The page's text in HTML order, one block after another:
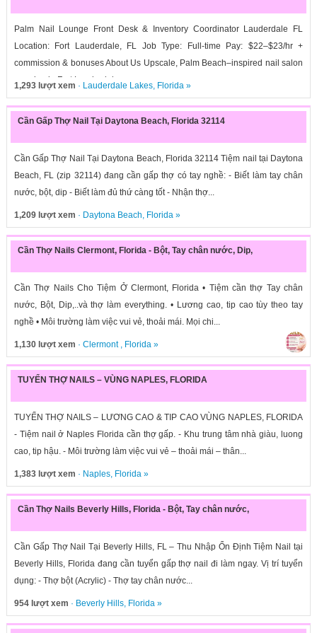
Palm Nail Lounge Front Desk & Inventory Coordinator Lauderdale FL
Location: Fort Lauderdale, FL Job Type: Full-time Pay: $22–$23/hr +
commission & bonuses About Us Upscale, Palm Beach–inspired nail salon
opening in Fort Lauderdale....
1,293 lượt xem · Lauderdale Lakes, Florida»
Cần Gấp Thợ Nail Tại Daytona Beach, Florida 32114
Cần Gấp Thợ Nail Tại Daytona Beach, Florida 32114 Tiệm nail tại Daytona
Beach, FL (zip 32114) đang cần gấp thợ có tay nghề: - Biết làm tay chân
nước, bột, dip - Biết làm đủ thứ càng tốt - Nhận thợ...
1,209 lượt xem · Daytona Beach, Florida»
Cần Thợ Nails Clermont, Florida - Bột, Tay chân nước, Dip,
Cần Thợ Nails Cho Tiệm Ở Clermont, Florida • Tiệm cần thợ Tay chân
nước, Bột, Dip,..và thợ làm everything. • Lương cao, tip cao tùy theo tay
nghề • Môi trường làm việc vui vẻ, thoải mái. Mọi chi...
1,130 lượt xem · Clermont , Florida»
TUYỂN THỢ NAILS – VÙNG NAPLES, FLORIDA
TUYỂN THỢ NAILS – LƯƠNG CAO & TIP CAO VÙNG NAPLES, FLORIDA
- Tiệm nail ở Naples Florida cần thợ gấp. - Khu trung tâm nhà giàu, luong
cao, tip hậu. - Môi trường làm việc vui vẻ – thoải mái – thân...
1,383 lượt xem · Naples, Florida»
Cần Thợ Nails Beverly Hills, Florida - Bột, Tay chân nước,
Cần Gấp Thợ Nail Tại Beverly Hills, FL – Thu Nhập Ổn Định Tiệm Nail tại
Beverly Hills, Florida đang cần tuyển gấp thợ nail đi làm ngay. Vị trí tuyển
dụng: - Thợ bột (Acrylic) - Thợ tay chân nước...
954 lượt xem · Beverly Hills, Florida»